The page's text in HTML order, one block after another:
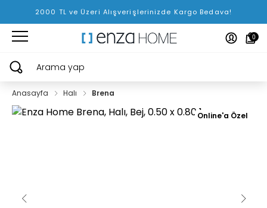
2000 TL ve Üzeri Alışverişlerinizde Kargo Bedava!
0
Arama yap
Anasayfa Halı Brena
Online'a Özel